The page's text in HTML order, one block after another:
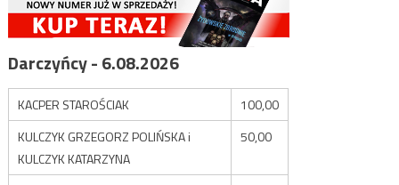
Darczyńcy - 6.08.2026
KACPER STAROŚCIAK
100,00
KULCZYK GRZEGORZ POLIŃSKA i
KULCZYK KATARZYNA
50,00